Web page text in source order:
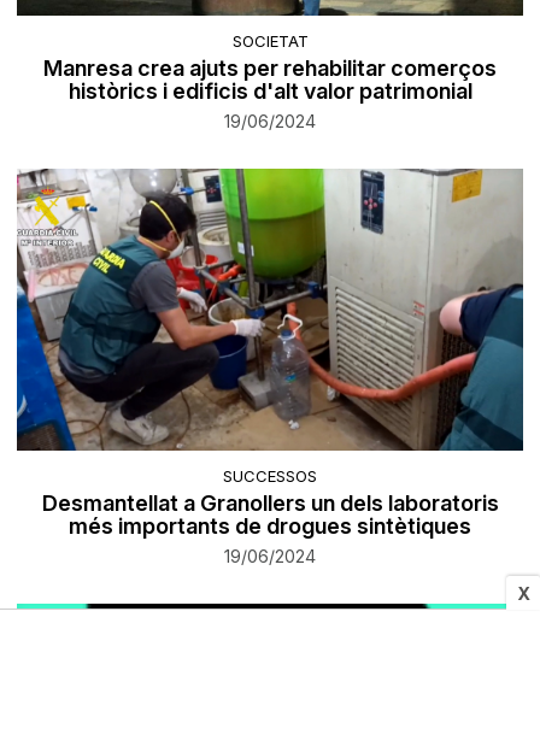
X
SOCIETAT
Manresa crea ajuts per rehabilitar comerços
històrics i edificis d'alt valor patrimonial
19/06/2024
SUCCESSOS
Desmantellat a Granollers un dels laboratoris
més importants de drogues sintètiques
19/06/2024